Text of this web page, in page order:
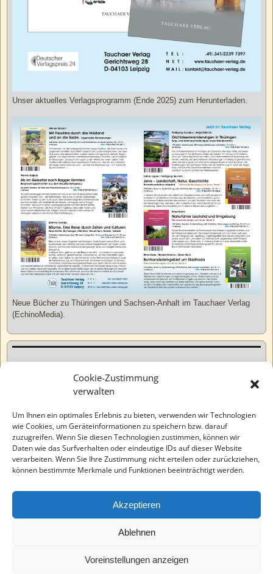
Cookie-Zustimmung
verwalten
Um Ihnen ein optimales Erlebnis zu bieten, verwenden wir Technologien
wie Cookies, um Geräteinformationen zu speichern bzw. darauf
zuzugreifen. Wenn Sie diesen Technologien zustimmen, können wir
Daten wie das Surfverhalten oder eindeutige IDs auf dieser Website
verarbeiten. Wenn Sie Ihre Zustimmung nicht erteilen oder zurückziehen,
können bestimmte Merkmale und Funktionen beeinträchtigt werden.
Akzeptieren
Ablehnen
Voreinstellungen anzeigen
Unser aktuelles Verlagsprogramm (Ende 2025) zum Herunterladen.
Neue Bücher zu Thüringen und Sachsen-Anhalt im Tauchaer Verlag
(EchinoMedia).
Varia